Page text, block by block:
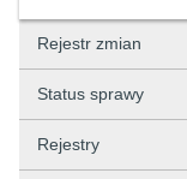
Rejestr zmian
Status sprawy
Rejestry